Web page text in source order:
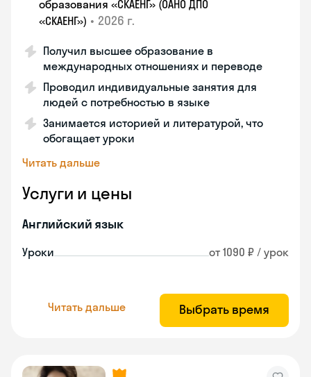
образования «СКАЕНГ» (ОАНО ДПО
«СКАЕНГ») • 2026 г.
Получил высшее образование в
международных отношениях и переводе
Проводил индивидуальные занятия для
людей с потребностью в языке
Занимается историей и литературой, что
обогащает уроки
Читать дальше
Услуги и цены
Английский язык
Уроки от 1090 ₽ / урок
Читать дальше Выбрать время